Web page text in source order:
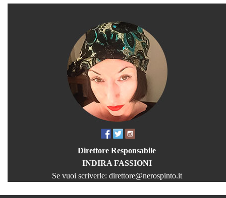
Direttore Responsabile
INDIRA FASSIONI
Se vuoi scriverle: direttore@nerospinto.it